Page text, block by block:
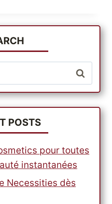
POSTS
pour toutes
instantanées
Necessities dès